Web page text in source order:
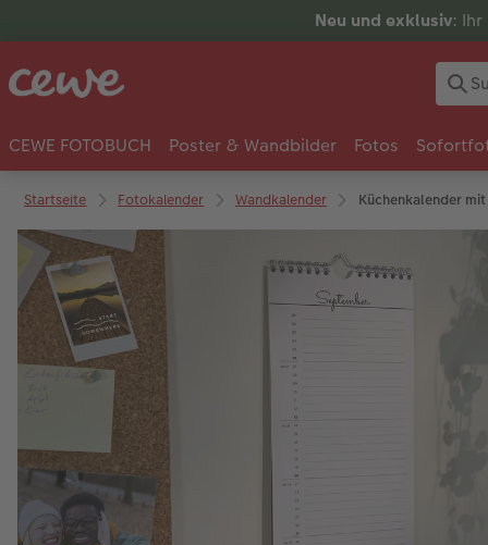
Neu und exklusiv: Ihr
CEWE FOTOBUCH Poster & Wandbilder Fotos
Startseite Fotokalender Wandkalender Küchenkalender